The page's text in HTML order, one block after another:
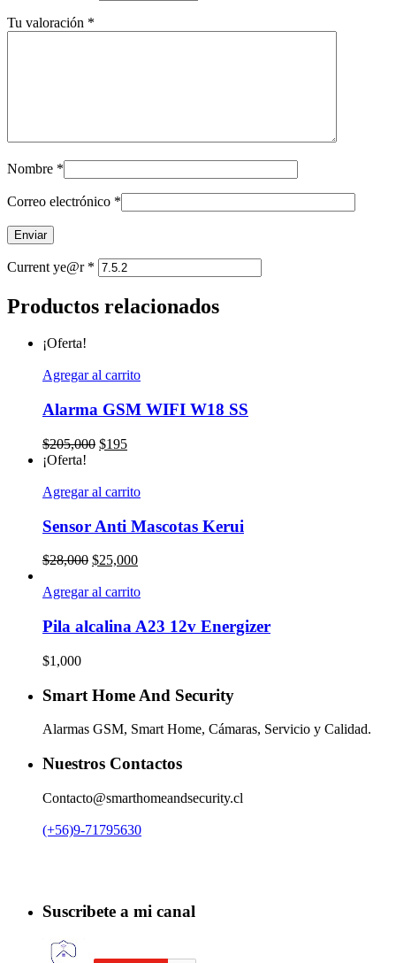
Tu valoración *
Nombre *
Correo electrónico *
Current ye@r *
Productos relacionados
¡Oferta!
Agregar al carrito
Alarma GSM WIFI W18 SS
$205,000 El
era:
$195El
es:
¡Oferta!
Agregar al carrito
Sensor Anti Mascotas Kerui
$28,000 El
original
$28,000.
$25,000El
actual
$25,000.
Agregar al carrito
Pila alcalina A23 12v Energizer
$1,000
Smart Home And Security
Alarmas GSM, Smart Home, Cámaras, Servicio y Calidad.
Nuestros Contactos
Contacto@smarthomeandsecurity.cl
(+56)9-71795630
Suscribete a mi canal